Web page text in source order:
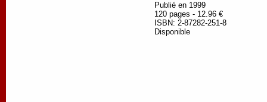
Publié en 1999
120 pages - 12.96 €
ISBN: 2-87282-251-8
Disponible